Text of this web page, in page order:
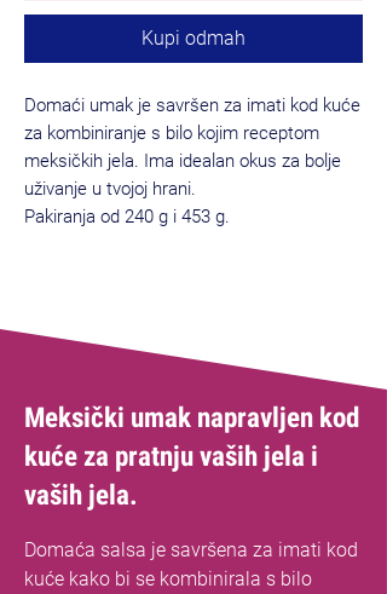
Kupi odmah
Domaći umak je savršen za imati kod kuće
za kombiniranje s bilo kojim receptom
meksičkih jela. Ima idealan okus za bolje
uživanje u tvojoj hrani.
Pakiranja od 240 g i 453 g.
Meksički umak napravljen kod
kuće za pratnju vaših jela i
vaših jela.
Domaća salsa je savršena za imati kod
kuće kako bi se kombinirala s bilo